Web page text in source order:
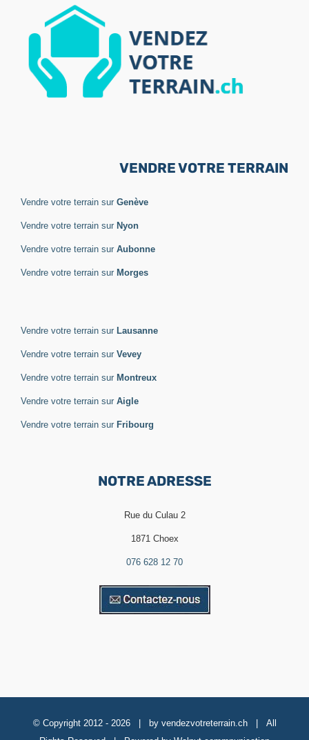
VENDRE VOTRE TERRAIN
Vendre votre terrain sur Genève
Vendre votre terrain sur Nyon
Vendre votre terrain sur Aubonne
Vendre votre terrain sur Morges
Vendre votre terrain sur Lausanne
Vendre votre terrain sur Vevey
Vendre votre terrain sur Montreux
Vendre votre terrain sur Aigle
Vendre votre terrain sur Fribourg
NOTRE ADRESSE
Rue du Culau 2
1871 Choex
076 628 12 70
© Copyright 2012 - 2026 | by vendezvotreterrain.ch| All